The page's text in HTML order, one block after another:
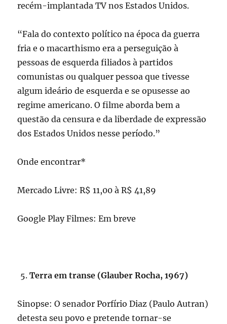
recém-implantada TV nos Estados Unidos.
“Fala do contexto político na época da guerra
fria e o macarthismo era a perseguição à
pessoas de esquerda filiados à partidos
comunistas ou qualquer pessoa que tivesse
algum ideário de esquerda e se opusesse ao
regime americano. O filme aborda bem a
questão da censura e da liberdade de expressão
dos Estados Unidos nesse período.”
Onde encontrar*
Mercado Livre: R$ 11,00 à R$ 41,89
Google Play Filmes: Em breve
Terra em transe (Glauber Rocha, 1967)
Sinopse: O senador Porfírio Diaz (Paulo Autran)
detesta seu povo e pretende tornar-se